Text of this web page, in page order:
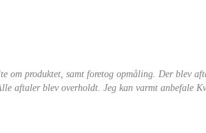
om produktet, samt foretog opmåling. Der blev
aftaler blev overholdt. Jeg kan varmt anbefale